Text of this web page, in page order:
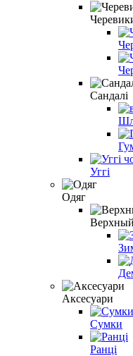
Сандалі
Уггі
Одяг
Аксесуари
Сумки
Ранці